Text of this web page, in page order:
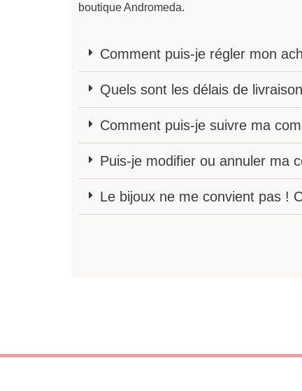
boutique Andromeda.
Comment puis-je régler mon
Quels sont les délais de
Comment puis-je suivre ma
Puis-je modifier ou annuler ma
Le bijoux ne me convient pas !